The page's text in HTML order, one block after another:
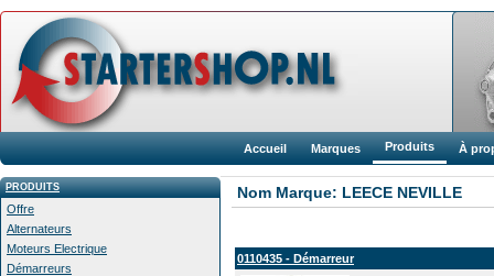
Accueil Marques Produits À
PRODUITS
Offre
Alternateurs
Moteurs Electrique
Démarreurs
Nom Marque: LEECE NEVILLE
0110435 - Démarreur